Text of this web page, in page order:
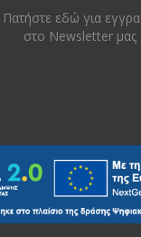
Πατήστε εδώ για
στο Newsletter μας